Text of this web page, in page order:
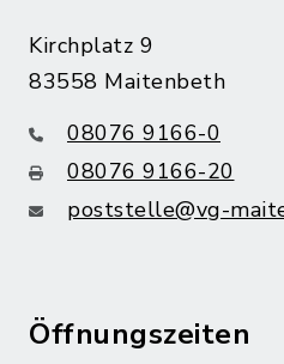
Kirchplatz 9
83558 Maitenbeth
08076 9166-0
08076 9166-20
poststelle@vg-
Öffnungszeiten